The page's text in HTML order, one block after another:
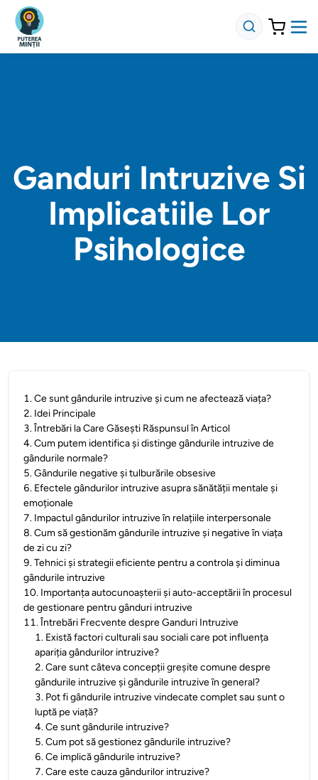
Ganduri Intruzive Si
Implicatiile Lor
Psihologice
1.Ce sunt gândurile intruzive și cum ne afectează viața?
2. Idei Principale
3.Întrebări la Care Găsești Răspunsul în Articol
4.Cum putem identifica și distinge gândurile intruzive de
gândurile normale?
5.Gândurile negative și tulburările obsesive
6. Efectele gândurilor intruzive asupra sănătății mentale și
emoționale
7. Impactul gândurilor intruzive în relațiile interpersonale
8.Cum să gestionăm gândurile intruzive și negative în viața
de zi cu zi?
9.Tehnici și strategii eficiente pentru a controla și diminua
gândurile intruzive
10. Importanța autocunoașterii și auto-acceptării în procesul
de gestionare pentru gânduri intruzive
11.Întrebări Frecvente despre Ganduri Intruzive
1. Există factori culturali sau sociali care pot influența
apariția gândurilor intruzive?
2.Care sunt câteva concepții greșite comune despre
gândurile intruzive și gândurile intruzive în general?
3. Pot fi gândurile intruzive vindecate complet sau sunt o
luptă pe viață?
4.Ce sunt gândurile intruzive?
5.Cum pot să gestionez gândurile intruzive?
6.Ce implică gândurile intruzive?
7.Care este cauza gândurilor intruzive?